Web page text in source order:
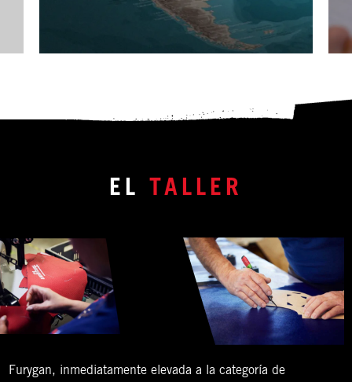
EL TALLER
Furygan, inmediatamente elevada a la categoría de